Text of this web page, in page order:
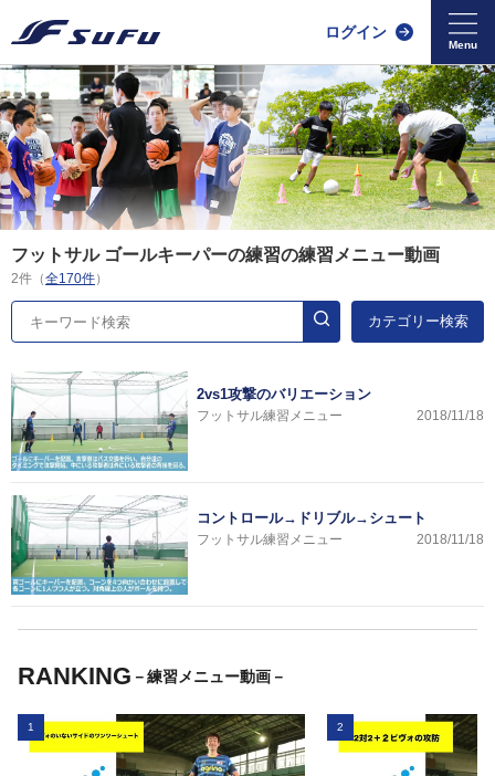
ログイン
フットサル ゴールキーパーの練習の練習メニュー動画
2件（全170件）
カテゴリー検索
2vs1攻撃のバリエーション
フットサル練習メニュー 2018/11/18
コントロール→ドリブル→シュート
フットサル練習メニュー 2018/11/18
RANKING －練習メニュー動画－
1 2